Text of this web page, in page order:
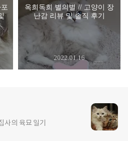
옥희독희 별의별 // 고양이 장
난감 리뷰 및 솔직 후기
2022.01.16
의 육묘 일기